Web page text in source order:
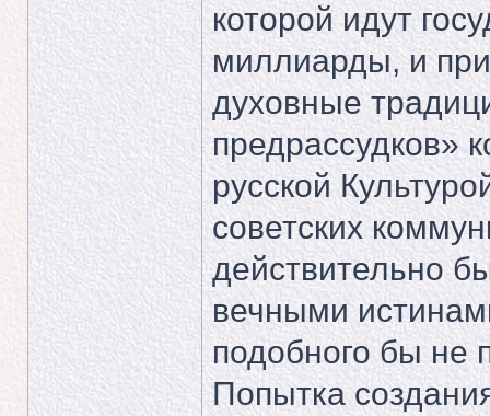
которой идут
миллиарды, и
духовные
предрассудков»
русской
советских
действительно
вечными
подобного бы не
Попытка